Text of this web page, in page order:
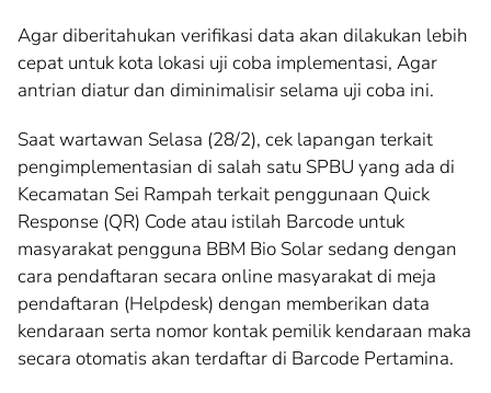
Agar diberitahukan verifikasi data akan dilakukan lebih
cepat untuk kota lokasi uji coba implementasi, Agar
antrian diatur dan diminimalisir selama uji coba ini.
Saat wartawan Selasa (28/2), cek lapangan terkait
pengimplementasian di salah satu SPBU yang ada di
Kecamatan Sei Rampah terkait penggunaan Quick
Response (QR) Code atau istilah Barcode untuk
masyarakat pengguna BBM Bio Solar sedang dengan
cara pendaftaran secara online masyarakat di meja
pendaftaran (Helpdesk) dengan memberikan data
kendaraan serta nomor kontak pemilik kendaraan maka
secara otomatis akan terdaftar di Barcode Pertamina.